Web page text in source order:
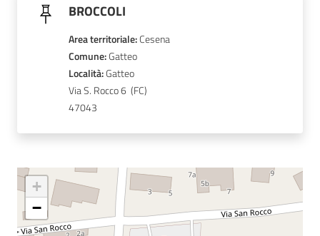
Bandi
e
BROCCOLI
Area territoriale:Cesena
Comune: Gatteo
Località: Gatteo
Via S. Rocco 6
47043
+
−